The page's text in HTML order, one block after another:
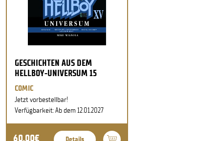
GESCHICHTEN AUS DEM
HELLBOY-UNIVERSUM 15
COMIC
Jetzt vorbestellbar!
Verfügbarkeit: Ab dem 12.01.2027
60,00€ Details